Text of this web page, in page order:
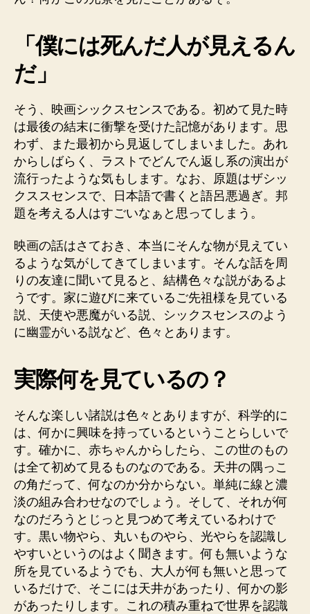
「僕には死んだ人が見えるん
だ」
そう、映画シックスセンスである。初めて見た時
は最後の結末に衝撃を受けた記憶があります。思
わず、また最初から見返してしまいました。あれ
からしばらく、ラストでどんでん返し系の演出が
流行ったような気もします。なお、原題はザシッ
クススセンスで、日本語で書くと語呂悪過ぎ。邦
題を考える人はすごいなぁと思ってしまう。
映画の話はさておき、本当にそんな物が見えてい
るような気がしてきてしまいます。そんな話を周
りの友達に聞いて見ると、結構色々な説があるよ
うです。家に遊びに来ているご先祖様を見ている
説、天使や悪魔がいる説、シックスセンスのよう
に幽霊がいる説など、色々とあります。
実際何を見ているの？
そんな楽しい諸説は色々とありますが、科学的に
は、何かに興味を持っているということらしいで
す。確かに、赤ちゃんからしたら、この世のもの
は全て初めて見るものなのである。天井の隅っこ
の角だって、何なのか分からない。単純に線と濃
淡の組み合わせなのでしょう。そして、それが何
なのだろうとじっと見つめて考えているわけで
す。黒い物やら、丸いものやら、光やらを認識し
やすいというのはよく聞きます。何も無いような
所を見ているようでも、大人が何も無いと思って
いるだけで、そこには天井があったり、何かの影
があったりします。これの積み重ねで世界を認識